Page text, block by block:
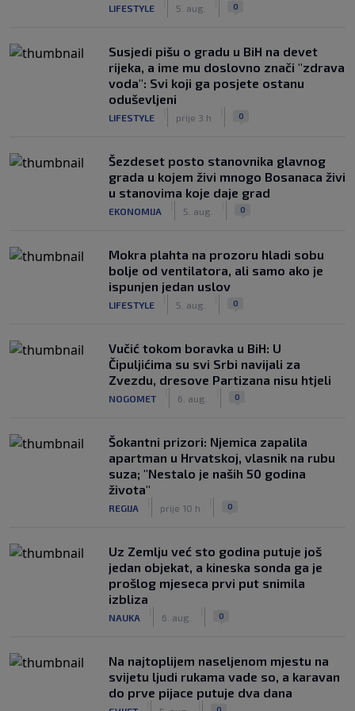
LIFESTYLE 5. aug. 0
Susjedi pišu o gradu u BiH na devet
rijeka, a ime mu doslovno znači "zdrava
voda": Svi koji ga posjete ostanu
oduševljeni
LIFESTYLE prije 3 h 0
Šezdeset posto stanovnika glavnog
grada u kojem živi mnogo Bosanaca živi
u stanovima koje daje grad
EKONOMIJA 5. aug. 0
Mokra plahta na prozoru hladi sobu
bolje od ventilatora, ali samo ako je
ispunjen jedan uslov
LIFESTYLE 5. aug. 0
Vučić tokom boravka u BiH: U
Čipuljićima su svi Srbi navijali za
Zvezdu, dresove Partizana nisu htjeli
NOGOMET 6. aug. 0
Šokantni prizori: Njemica zapalila
apartman u Hrvatskoj, vlasnik na rubu
suza; "Nestalo je naših 50 godina
života"
REGIJA prije 10 h 0
Uz Zemlju već sto godina putuje još
jedan objekat, a kineska sonda ga je
prošlog mjeseca prvi put snimila
izbliza
NAUKA 6. aug. 0
Na najtoplijem naseljenom mjestu na
svijetu ljudi rukama vade so, a karavan
do prve pijace putuje dva dana
0